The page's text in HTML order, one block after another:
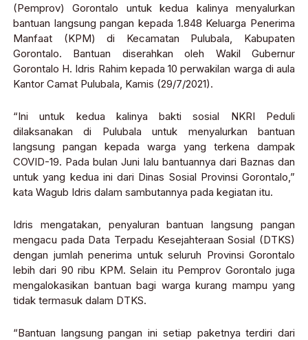
(Pemprov) Gorontalo untuk kedua kalinya menyalurkan
bantuan langsung pangan kepada 1.848 Keluarga Penerima
Manfaat (KPM) di Kecamatan Pulubala, Kabupaten
Gorontalo. Bantuan diserahkan oleh Wakil Gubernur
Gorontalo H. Idris Rahim kepada 10 perwakilan warga di aula
Kantor Camat Pulubala, Kamis (29/7/2021).
“Ini untuk kedua kalinya bakti sosial NKRI Peduli
dilaksanakan di Pulubala untuk menyalurkan bantuan
langsung pangan kepada warga yang terkena dampak
COVID-19. Pada bulan Juni lalu bantuannya dari Baznas dan
untuk yang kedua ini dari Dinas Sosial Provinsi Gorontalo,”
kata Wagub Idris dalam sambutannya pada kegiatan itu.
Idris mengatakan, penyaluran bantuan langsung pangan
mengacu pada Data Terpadu Kesejahteraan Sosial (DTKS)
dengan jumlah penerima untuk seluruh Provinsi Gorontalo
lebih dari 90 ribu KPM. Selain itu Pemprov Gorontalo juga
mengalokasikan bantuan bagi warga kurang mampu yang
tidak termasuk dalam DTKS.
“Bantuan langsung pangan ini setiap paketnya terdiri dari